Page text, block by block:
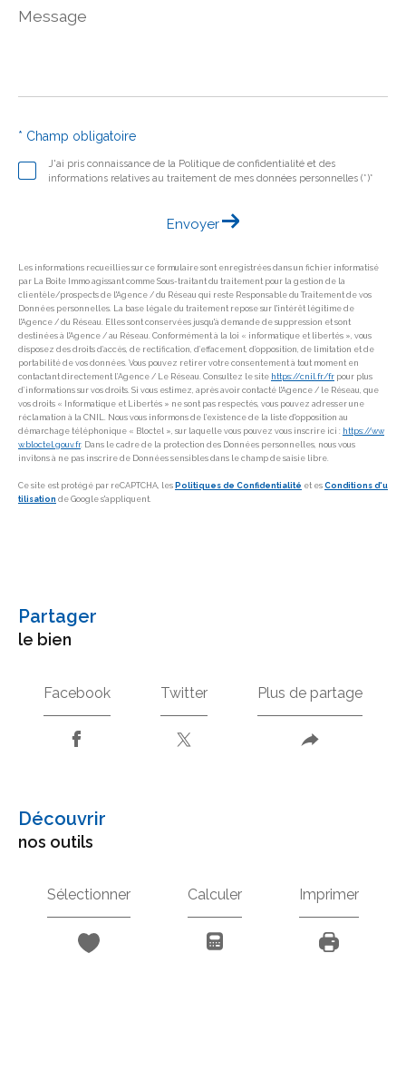
Message
J'ai pris connaissance de la Politique de confidentialité et des
informations relatives au traitement de mes données personnelles (*)*
* Champ obligatoire
Envoyer
Les informations recueillies sur ce formulaire sont enregistrées dans un fichier informatisé
par La Boite Immo agissant comme Sous-traitant du traitement pour la gestion de la
clientèle/prospects de l'Agence / du Réseau qui reste Responsable du Traitement de vos
Données personnelles. La base légale du traitement repose sur l'intérêt légitime de
l'Agence / du Réseau. Elles sont conservées jusqu'à demande de suppression et sont
destinées à l'Agence / au Réseau. Conformément à la loi « informatique et libertés », vous
disposez des droits d’accès, de rectification, d’effacement, d’opposition, de limitation et de
portabilité de vos données. Vous pouvez retirer votre consentement à tout moment en
contactant directement l’Agence / Le Réseau. Consultez le site https://cnil.fr/fr pour plus
d’informations sur vos droits. Si vous estimez, après avoir contacté l'Agence / le Réseau, que
vos droits « Informatique et Libertés » ne sont pas respectés, vous pouvez adresser une
réclamation à la CNIL. Nous vous informons de l’existence de la liste d'opposition au
démarchage téléphonique « Bloctel », sur laquelle vous pouvez vous inscrire ici : https://ww
w.bloctel.gouv.fr. Dans le cadre de la protection des Données personnelles, nous vous
invitons à ne pas inscrire de Données sensibles dans le champ de saisie libre.
Ce site est protégé par reCAPTCHA, les Politiques de Confidentialité et es Conditions d'u
tilisation de Google s'appliquent.
partager
le bien
Facebook Twitter Plus de partage
découvrir
nos outils
Sélectionner Calculer Imprimer